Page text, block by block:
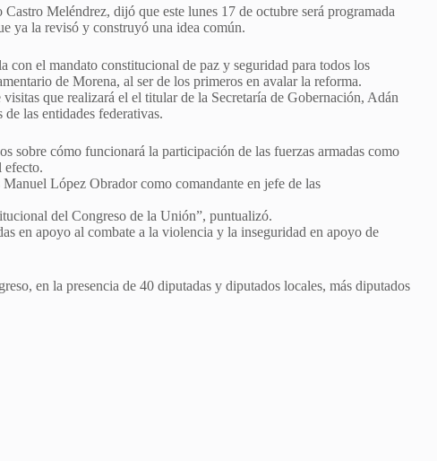
Meléndrez, dijó que este lunes 17 de octubre será programada
ya la revisó y construyó una idea común.
con el mandato constitucional de paz y seguridad para todos los
de Morena, al ser de los primeros en avalar la reforma.
que realizará el el titular de la Secretaría de Gobernación, Adán
las entidades federativas.
sobre cómo funcionará la participación de las fuerzas armadas como
efecto.
López Obrador como comandante en jefe de las
del Congreso de la Unión”, puntualizó.
en apoyo al combate a la violencia y la inseguridad en apoyo de
en la presencia de 40 diputadas y diputados locales, más diputados